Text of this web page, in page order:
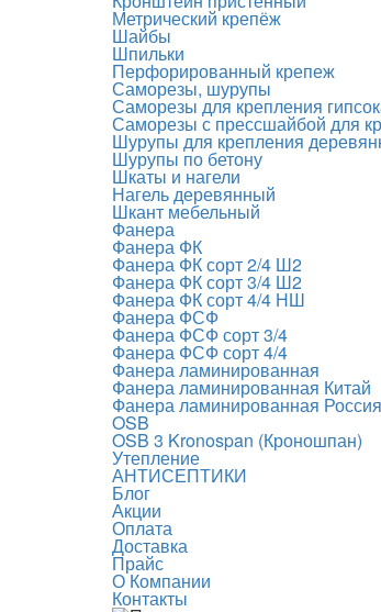
Метрический крепёж
Шайбы
Шпильки
Перфорированный крепеж
Саморезы, шурупы
Саморезы для крепления
Саморезы с прессшайбой для
Шурупы для крепления
Шурупы по бетону
Шкаты и нагели
Нагель деревянный
Шкант мебельный
Фанера
Фанера ФК
Фанера ФК сорт 2/4 Ш2
Фанера ФК сорт 3/4 Ш2
Фанера ФК сорт 4/4 НШ
Фанера ФСФ
Фанера ФСФ сорт 3/4
Фанера ФСФ сорт 4/4
Фанера ламинированная
Фанера ламинированная Китай
Фанера ламинированная Россия
OSB
OSB 3 Kronospan (Кроношпан)
Утепление
АНТИСЕПТИКИ
Блог
Акции
Оплата
Доставка
Прайс
О Компании
Контакты